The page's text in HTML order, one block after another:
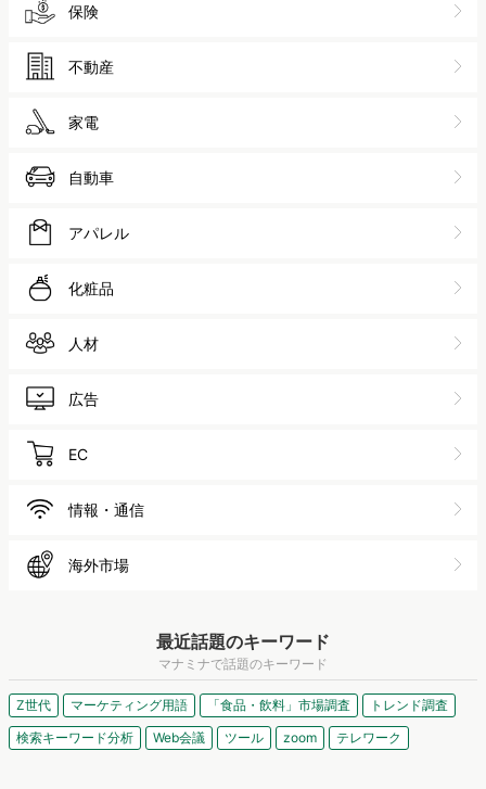
保険
不動産
家電
自動車
アパレル
化粧品
人材
広告
EC
情報・通信
海外市場
最近話題のキーワード
マナミナで話題のキーワード
Z世代 マーケティング用語 「食品・飲料」市場調査
トレンド調査
検索キーワード分析
Web会議 ツール zoom テレワーク